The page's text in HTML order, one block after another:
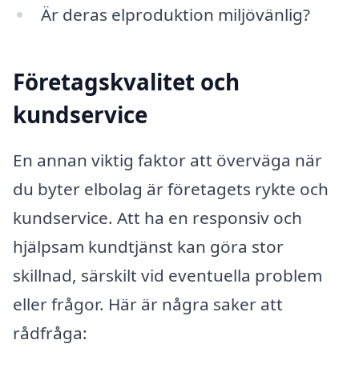
Är deras elproduktion miljövänlig?
Företagskvalitet och
kundservice
En annan viktig faktor att överväga när
du byter elbolag är företagets rykte och
kundservice. Att ha en responsiv och
hjälpsam kundtjänst kan göra stor
skillnad, särskilt vid eventuella problem
eller frågor. Här är några saker att
rådfråga: